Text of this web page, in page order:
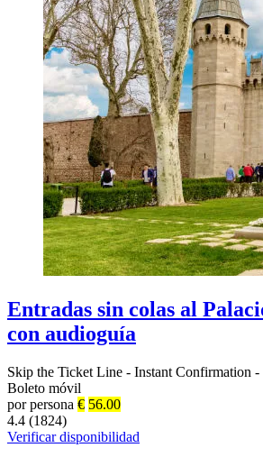
Entradas sin colas al
con audioguía
Skip the Ticket Line - Instant Confirmation -
Boleto móvil
por persona € 56.00
4.4 (1824)
Verificar disponibilidad